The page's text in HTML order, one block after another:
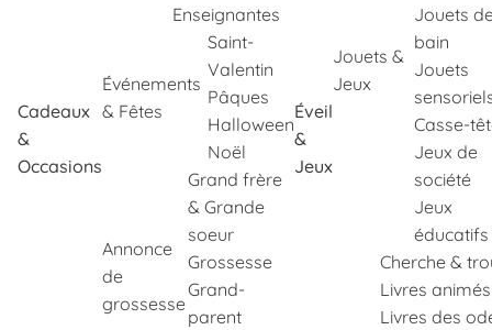
Cadeaux
&
Occasions
Enseignantes
Événements
& Fêtes
Saint-
Valentin
Pâques
Halloween
Noël
Annonce
de
grossesse
Grand frère
& Grande
soeur
Grossesse
Grand-
parent
Éveil
&
Jeux
Jouets &
Jeux
Jouets
bain
Jouets
Casse-
Jeux de
société
Jeux
éducatifs
Cherche &
Livres animés
Livres des